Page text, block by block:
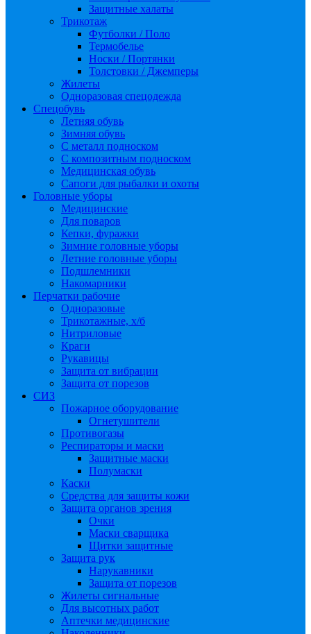
Защитные халаты
Трикотаж
Футболки / Поло
Термобелье
Носки / Портянки
Толстовки / Джемперы
Жилеты
Одноразовая спецодежда
Спецобувь
Летняя обувь
Зимняя обувь
С металл подноском
С композитным подноском
Медицинская обувь
Сапоги для рыбалки и охоты
Головные уборы
Медицинские
Для поваров
Кепки, фуражки
Зимние головные уборы
Летние головные уборы
Подшлемники
Накомарники
Перчатки рабочие
Одноразовые
Трикотажные, х/б
Нитриловые
Краги
Рукавицы
Защита от вибрации
Защита от порезов
СИЗ
Пожарное оборудование
Огнетушители
Противогазы
Респираторы и маски
Защитные маски
Полумаски
Каски
Средства для защиты кожи
Защита органов зрения
Очки
Маски сварщика
Щитки защитные
Защита рук
Нарукавники
Защита от порезов
Жилеты сигнальные
Для высотных работ
Аптечки медицинские